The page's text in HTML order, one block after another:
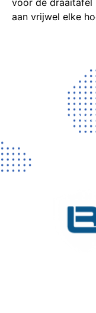
aan vrijwel elke
Vragen?